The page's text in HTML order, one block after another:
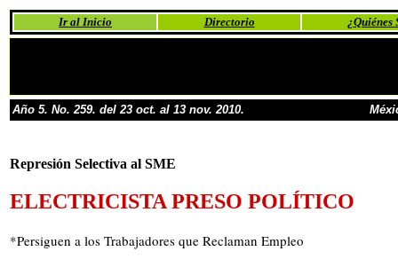
Ir al Inicio Directorio ¿Quiénes
Año 5. No. 259. del 23 oct. al 13 nov. 2010.
Represión Selectiva al SME
ELECTRICISTA PRESO POLÍTICO
*Persiguen a los Trabajadores que Reclaman Empleo